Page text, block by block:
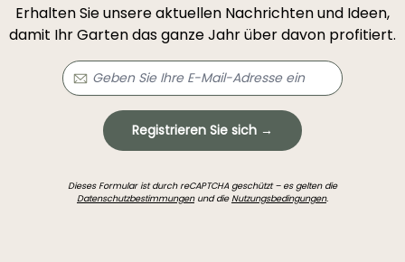
Erhalten Sie unsere aktuellen Nachrichten und Ideen,
damit Ihr Garten das ganze Jahr über davon profitiert.
Registrieren Sie sich →
Dieses Formular ist durch reCAPTCHA geschützt – es gelten die
Datenschutzbestimmungenund dieNutzungsbedingungen.